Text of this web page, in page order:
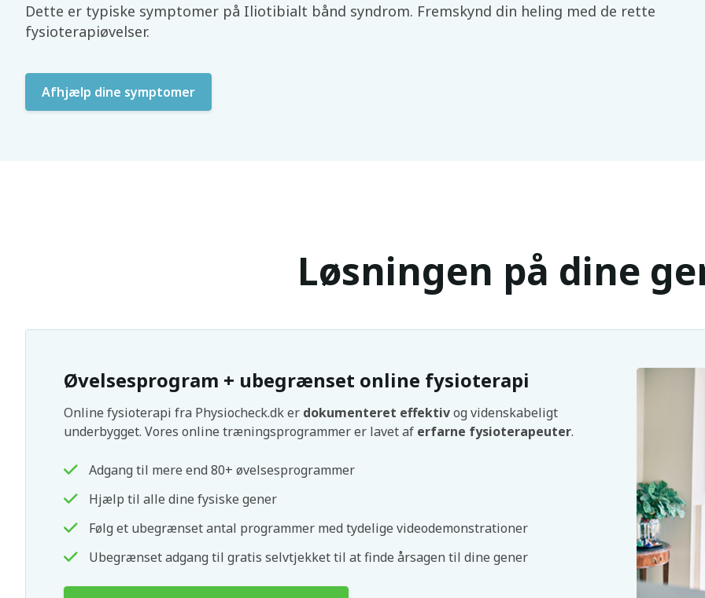
Dette er typiske symptomer på Iliotibialt bånd syndrom. Fremskynd din heling med de rette
fysioterapiøvelser.
Afhjælp dine symptomer
Løsningen på dine
Øvelsesprogram + ubegrænset online fysioterapi
Online fysioterapi fra Physiocheck.dk er dokumenteret effektivog videnskabeligt
underbygget. Vores online træningsprogrammer er lavet af erfarne fysioterapeuter.
Adgang til mere end 80+ øvelsesprogrammer
Hjælp til alle dine fysiske gener
Følg et ubegrænset antal programmer med tydelige videodemonstrationer
Ubegrænset adgang til gratis selvtjekket til at finde årsagen til dine gener